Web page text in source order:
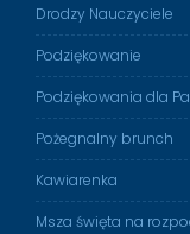
Drodzy Nauczyciele
Podziękowanie
Podziękowania dla
Pożegnalny brunch
Kawiarenka
Msza święta na